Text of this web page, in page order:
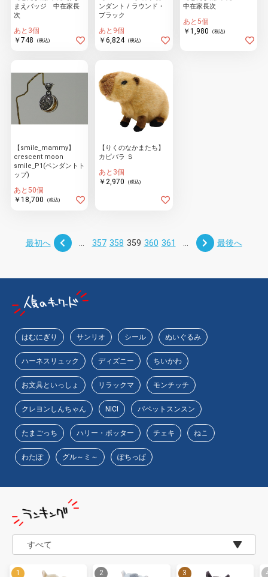
まえバッジ 中在家長
次
あと3個
￥748
(税込)
ンダント / ラウンド・
ブラック
あと9個
￥6,824 (税込)
中在家長次
あと5個
￥1,980
(税込)
【smile_mammy】
crescent moon
smile_P1(ペンダントト
ップ)
あと50個
￥18,700
(税込)
【りくのなかまたち】
カピバラ Ｓ
あと3個
￥2,970
(税込)
最初へ 357 358 359 360 361 最後へ
はむにぎり サンリオ シール ぬいぐるみ
ハーネスリュック ディズニー ちいかわ
お文具といっしょ リラックマ モンチッチ
クレヨンしんちゃん NICI パペットスンスン
たまごっち ハリー・ポッター チェキ ねこ
わたぽ グル～ミ～ ぽちっぱ